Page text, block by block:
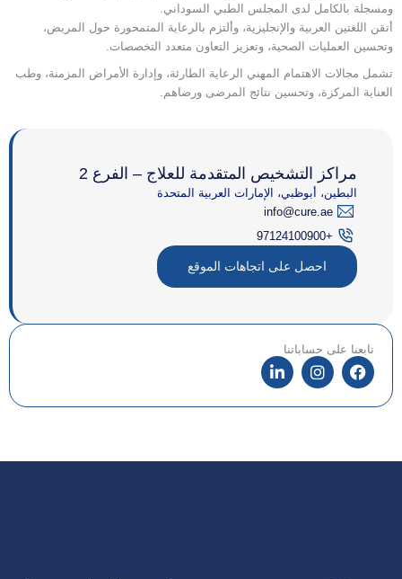
ومسجلة بالكامل لدى المجلس الطبي السوداني.
أتقن اللغتين العربية والإنجليزية، وألتزم بالرعاية المتمحورة حول المريض،
وتحسين العمليات الصحية، وتعزيز التعاون متعدد التخصصات.
تشمل مجالات الاهتمام المهني الرعاية الطارئة، وإدارة الأمراض المزمنة، وطب
العناية المركزة، وتحسين نتائج المرضى ورضاهم.
مراكز التشخيص المتقدمة للعلاج – الفرع 2
البطين، أبوظبي، الإمارات العربية المتحدة
info@cure.ae
+97124100900
احصل على اتجاهات الموقع
تابعنا على حساباتنا
ف
ي
ب
ا
ن
ت
ا
ل
ي
ك
ن